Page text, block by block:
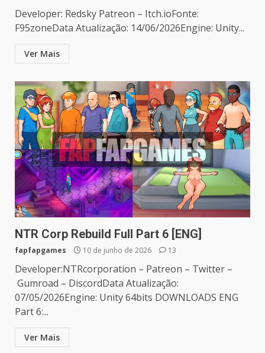
Developer: Redsky Patreon – Itch.ioFonte:
F95zoneData Atualização: 14/06/2026Engine: Unity...
Ver Mais
NTR Corp Rebuild Full Part 6 [ENG]
fapfapgames 10 de junho de 2026 13
Developer:NTRcorporation – Patreon – Twitter –
Gumroad – DiscordData Atualização:
07/05/2026Engine: Unity 64bits DOWNLOADS ENG
Part 6:...
Ver Mais